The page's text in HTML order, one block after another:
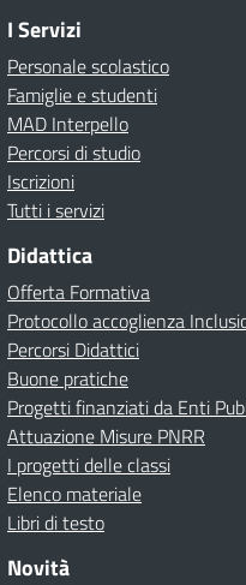
I Servizi
Personale scolastico
Famiglie e studenti
MAD Interpello
Percorsi di studio
Iscrizioni
Tutti i servizi
Didattica
Offerta Formativa
Protocollo accoglienza
Percorsi Didattici
Buone pratiche
Progetti finanziati da Enti
Attuazione Misure PNRR
I progetti delle classi
Elenco materiale
Libri di testo
Novità